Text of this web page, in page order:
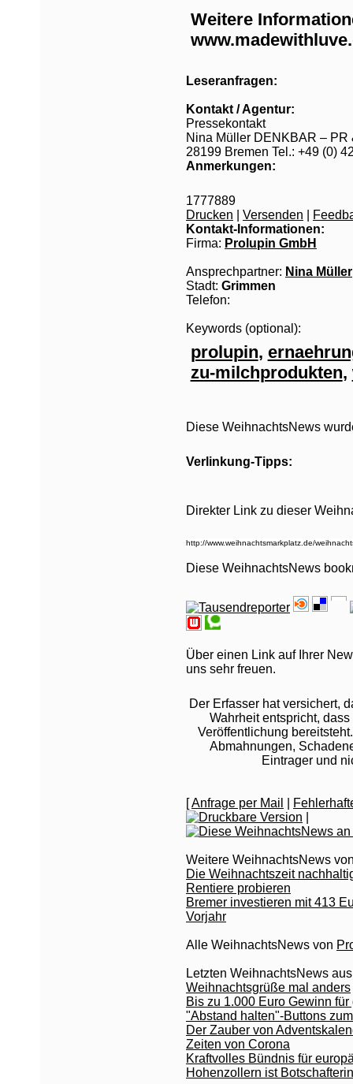
Weitere
Leseranfragen:
Kontakt / Agentur:
Pressekontakt
Nina Müller DENKBAR – PR
28199 Bremen Tel.: +49 (0)
Anmerkungen:
1777889
Drucken
Versenden
Kontakt-Informationen:
Firma: Prolupin GmbH
Ansprechpartner: Nina Müller
Stadt: Grimmen
Telefon:
Keywords (optional):
prolupin,
zu-milchprodukten,
Diese WeihnachtsNews
Verlinkung-Tipps:
Direkter Link zu dieser
Diese WeihnachtsNews
Über einen Link auf Ihrer
uns sehr freuen.
Der Erfasser hat versichert,
Wahrheit entspricht,
Veröffentlichung
Abmahnungen,
Eintrager und
[Anfrage per Mail
Weitere WeihnachtsNews
Die Weihnachtszeit
Rentiere probieren
Bremer investieren mit 413
Vorjahr
Alle WeihnachtsNews von
Letzten WeihnachtsNews
Weihnachtsgrüße mal anders
Bis zu 1.000 Euro Gewinn
"Abstand halten"-Buttons
Der Zauber von
Zeiten von Corona
Kraftvolles Bündnis für
Hohenzollern ist